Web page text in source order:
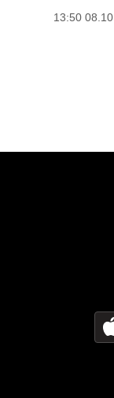
13:50 08.10